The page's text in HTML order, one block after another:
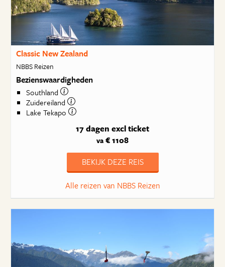
Classic New Zealand
NBBS Reizen
Bezienswaardigheden
Southland
Zuidereiland
Lake Tekapo
17 dagen excl ticket
va € 1108
BEKIJK DEZE REIS
Alle reizen van NBBS Reizen